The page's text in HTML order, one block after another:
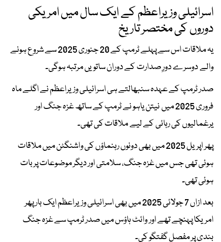
اسرائیلی وزیراعظم کے ایک سال میں امریکی
دوروں کی مختصر تاریخ
یہ ملاقات اس سے پہلے ٹرمپ کے 20 جنوری 2025 سے شروع ہونے
والے دوسرے دورِ صدارت کے دوران ساتویں مرتبہ ہوگی۔
صدر ٹرمپ کے عہدہ سنبھالتے ہی اسرائیلی وزیراعظم نے اگلے ماہ
فروری 2025 میں نیتن یاہو نے ٹرمپ کے ساتھ غزہ جنگ اور
یرغمالیوں کی رہائی کے لیے ملاقات کی تھی۔
پھر اپریل 2025 میں بھی دونوں رہنماؤں کی واشنگٹن میں ملاقات
ہوئی تھی جس میں غزہ جنگ، سلامتی اور دیگر موضوعات پر بات
ہوئی تھی۔
بعد ازاں 7 جولائی 2025 میں بھی اسرائیلی وزیراعظم ایک بار پھر
امریکا پہنچے تھے اور وائٹ ہاؤس میں صدر ٹرمپ سے غزہ جنگ
بندی پر مفصل گفتگو کی۔